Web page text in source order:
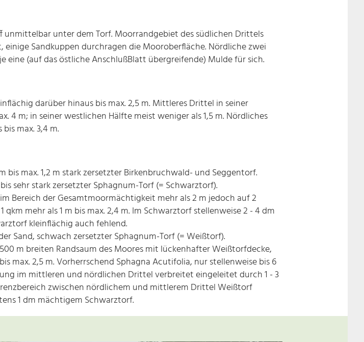
unmittelbar unter dem Torf. Moorrandgebiet des südlichen Drittels
Sandkuppen durchragen die Mooroberfläche. Nördliche zwei
(auf das östliche AnschlußBlatt übergreifende) Mulde für sich.
darüber hinaus bis max. 2,5 m. Mittleres Drittel in seiner
4 m; in seiner westlichen Hälfte meist weniger als 1,5 m. Nördliches
max. 3,4 m.
max. 1,2 m stark zersetzter Birkenbruchwald- und Seggentorf.
sehr stark zersetzter Sphagnum-Torf (= Schwarztorf).
Bereich der Gesamtmoormächtigkeit mehr als 2 m jedoch auf 2
mehr als 1 m bis max. 2,4 m. Im Schwarztorf stellenweise 2 - 4 dm
kleinflächig auch fehlend.
Sand, schwach zersetzter Sphagnum-Torf (= Weißtorf).
m breiten Randsaum des Moores mit lückenhafter Weißtorfdecke,
max. 2,5 m. Vorherrschend Sphagna Acutifolia, nur stellenweise bis 6
im mittleren und nördlichen Drittel verbreitet eingeleitet durch 1 - 3
zwischen nördlichem und mittlerem Drittel Weißtorf
1 dm mächtigem Schwarztorf.